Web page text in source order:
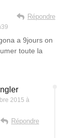
Répondre
a 9jours on
toute la
2015 à
Répondre